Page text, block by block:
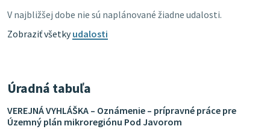
V najbližšej dobe nie sú naplánované žiadne udalosti.
Zobraziť všetkyudalosti
Úradná tabuľa
VEREJNÁ VYHLÁŠKA – Oznámenie – prípravné práce pre
Územný plán mikroregiónu Pod Javorom